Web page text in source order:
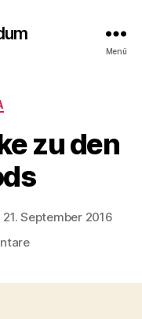
Menü
zu den
September 2016
zu